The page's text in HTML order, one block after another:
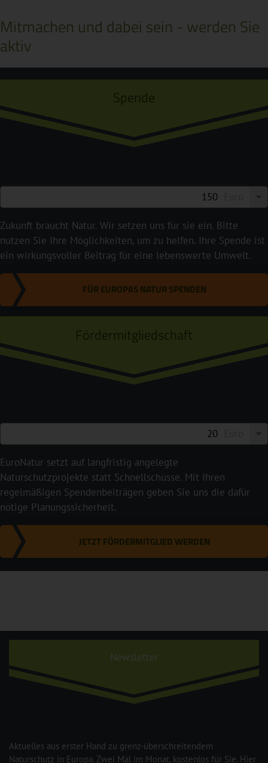
Mitmachen und dabei sein - werden Sie
aktiv
Spende
Zukunft braucht Natur. Wir setzen uns für sie ein. Bitte
nutzen Sie Ihre Möglichkeiten, um zu helfen. Ihre Spende ist
ein wirkungsvoller Beitrag für eine lebenswerte Umwelt.
FÜR EUROPAS NATUR SPENDEN
Fördermitgliedschaft
EuroNatur setzt auf langfristig angelegte
Naturschutzprojekte statt Schnellschüsse. Mit Ihren
regelmäßigen Spendenbeiträgen geben Sie uns die dafür
nötige Planungssicherheit.
JETZT FÖRDERMITGLIED WERDEN
Newsletter
Aktuelles aus erster Hand zu grenz-überschreitendem
Naturschutz in Europa. Zwei Mal im Monat, kostenlos für Sie. Hier